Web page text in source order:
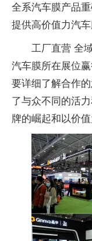
全系汽车膜产品
提供高价值力汽
工厂直营 全
汽车膜所在展位
要详细了解合作
了与众不同的活
牌的崛起和以价